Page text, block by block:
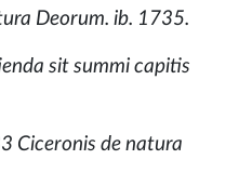
Deorum. ib. 1735.
sit summi capitis
Ciceronis de natura